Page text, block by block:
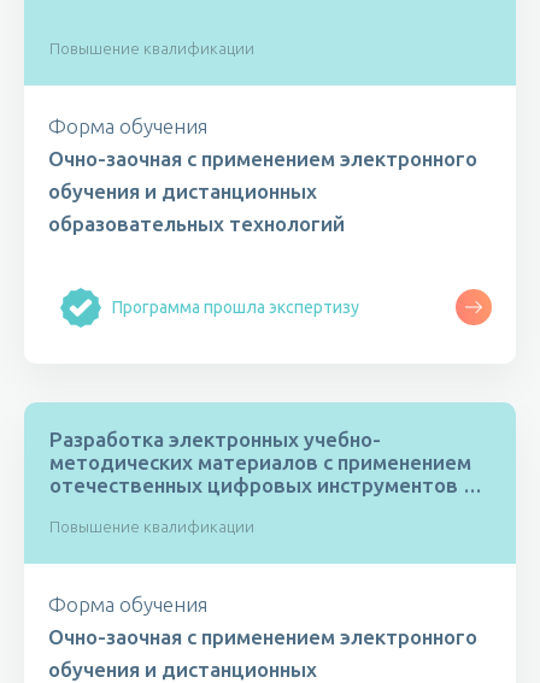
Повышение квалификации
Форма обучения
Очно-заочная с применением электронного
обучения и дистанционных
образовательных технологий
Программа прошла экспертизу
Разработка электронных учебно-
методических материалов с применением
отечественных цифровых инструментов и
Повышение квалификации
Форма обучения
Очно-заочная с применением электронного
обучения и дистанционных